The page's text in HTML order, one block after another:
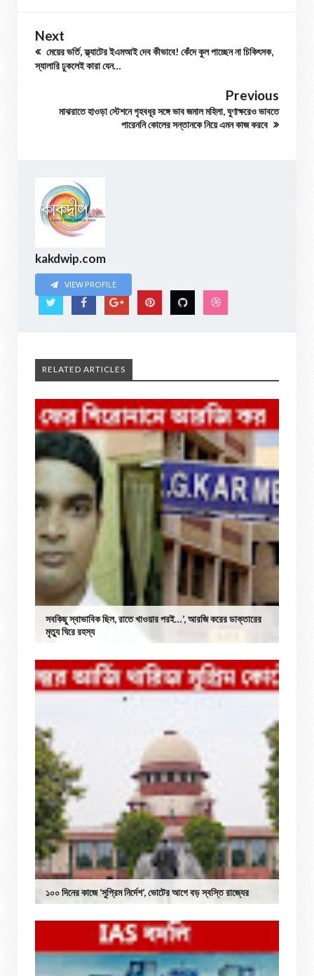
Next
মেয়ের ভর্তি, ফ্ল্যাটের ইএমআই দেব কীভাবে! কেঁদে কুল পাচ্ছেন না চিকিৎসক,
স্যালারি ঢুকলেই কারা যেন…
Previous
মাঝরাতে হাওড়া স্টেশনে গৃহবধূর সঙ্গে ভাব জমাল মহিলা, ঘুণাক্ষরেও ভাবতে
পারেননি কোলের সন্তানকে নিয়ে এমন কাজ করবে
kakdwip.com
VIEW PROFILE
RELATED ARTICLES
সবকিছু স্বাভাবিক ছিল, রাতে খাওয়ার পরই…’, আরজি করের ডাক্তারের
মৃত্যু ঘিরে রহস্য
১০০ দিনের কাজে ‘সুপ্রিম নির্দেশ’, ভোটের আগে বড় স্বস্তি রাজ্যের